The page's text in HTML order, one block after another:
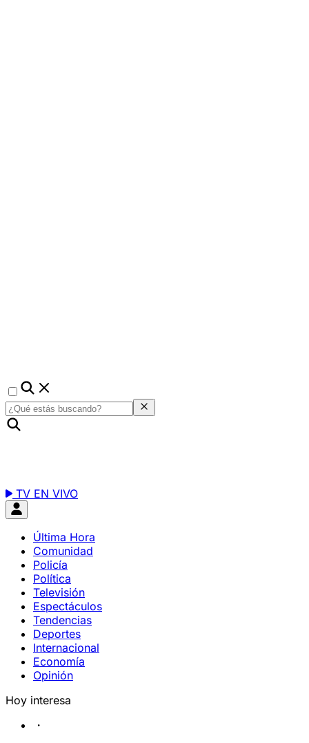
TV EN VIVO
Última Hora
Comunidad
Policía
Política
Televisión
Espectáculos
Tendencias
Deportes
Internacional
Economía
Opinión
Hoy interesa